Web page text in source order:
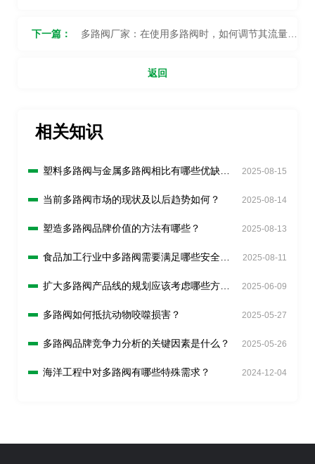
放？
下一篇： 多路阀厂家：在使用多路阀时，如何调节其流量和
返回
相关知识
塑料多路阀与金属多路阀相比有哪些优缺
2025-08-15
当前多路阀市场的现状及以后趋势如何？ 2025-08-14
塑造多路阀品牌价值的方法有哪些？ 2025-08-13
食品加工行业中多路阀需要满足哪些安全要
2025-08-11
扩大多路阀产品线的规划应该考虑哪些方
2025-06-09
多路阀如何抵抗动物咬噬损害？ 2025-05-27
多路阀品牌竞争力分析的关键因素是什么？ 2025-05-26
海洋工程中对多路阀有哪些特殊需求？ 2024-12-04